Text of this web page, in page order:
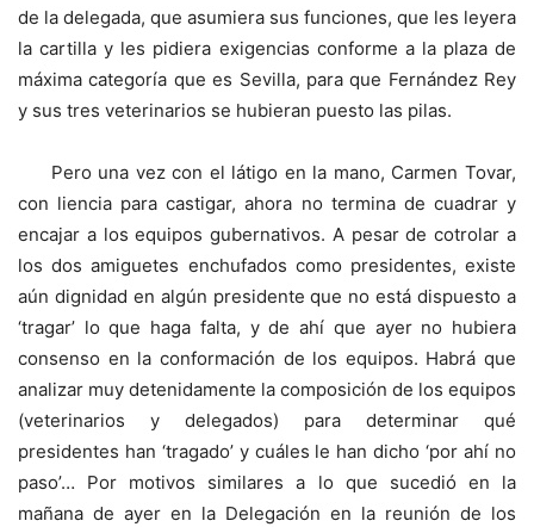
de la delegada, que asumiera sus funciones, que les leyera
la cartilla y les pidiera exigencias conforme a la plaza de
máxima categoría que es Sevilla, para que Fernández Rey
y sus tres veterinarios se hubieran puesto las pilas.
Pero una vez con el látigo en la mano, Carmen Tovar,
con liencia para castigar, ahora no termina de cuadrar y
encajar a los equipos gubernativos. A pesar de cotrolar a
los dos amiguetes enchufados como presidentes, existe
aún dignidad en algún presidente que no está dispuesto a
‘tragar’ lo que haga falta, y de ahí que ayer no hubiera
consenso en la conformación de los equipos. Habrá que
analizar muy detenidamente la composición de los equipos
(veterinarios y delegados) para determinar qué
presidentes han ‘tragado’ y cuáles le han dicho ‘por ahí no
paso’… Por motivos similares a lo que sucedió en la
mañana de ayer en la Delegación en la reunión de los